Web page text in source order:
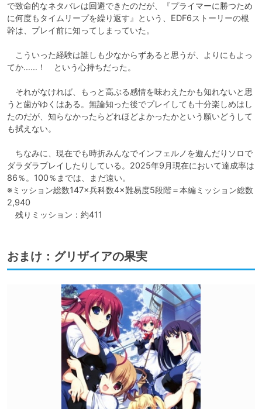
で致命的なネタバレは回避できたのだが、『プライマーに勝つため
に何度もタイムリープを繰り返す』という、EDF6ストーリーの根
幹は、プレイ前に知ってしまっていた。
こういった経験は誰しも少なからずあると思うが、よりにもよっ
てか……！　という心持ちだった。
それがなければ、もっと高ぶる感情を味わえたかも知れないと思
うと歯がゆくはある。無論知った後でプレイしても十分楽しめはし
たのだが、知らなかったらどれほどよかったかという願いどうして
も拭えない。
ちなみに、現在でも時折みんなでインフェルノを遊んだりソロで
ダラダラプレイしたりしている。2025年9月現在において達成率は
86％。100％までは、まだ遠い。
※ミッション総数147×兵科数4×難易度5段階＝本編ミッション総数
2,940
残りミッション：約411
おまけ：グリザイアの果実